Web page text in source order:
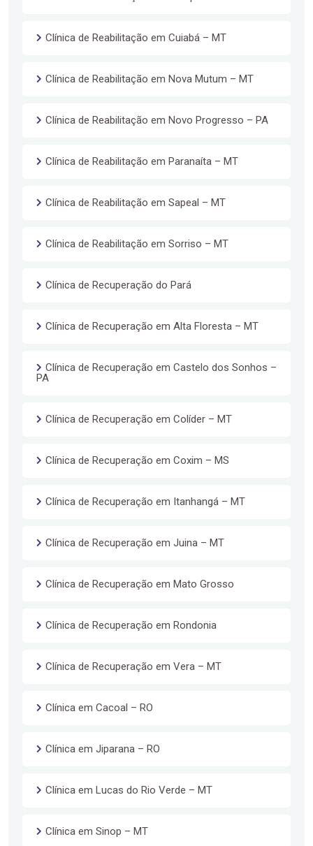
Clínica de Reabilitação em Cuiabá – MT
Clínica de Reabilitação em Nova Mutum – MT
Clínica de Reabilitação em Novo Progresso – PA
Clínica de Reabilitação em Paranaíta – MT
Clínica de Reabilitação em Sapeal – MT
Clínica de Reabilitação em Sorriso – MT
Clínica de Recuperação do Pará
Clínica de Recuperação em Alta Floresta – MT
Clínica de Recuperação em Castelo dos Sonhos –
PA
Clínica de Recuperação em Colíder – MT
Clínica de Recuperação em Coxim – MS
Clínica de Recuperação em Itanhangá – MT
Clínica de Recuperação em Juina – MT
Clínica de Recuperação em Mato Grosso
Clínica de Recuperação em Rondonia
Clínica de Recuperação em Vera – MT
Clínica em Cacoal – RO
Clínica em Jiparana – RO
Clínica em Lucas do Rio Verde – MT
Clínica em Sinop – MT